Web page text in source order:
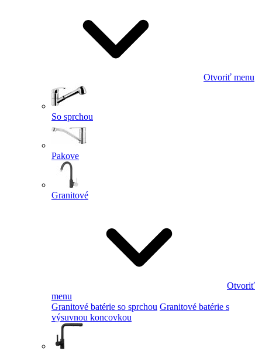
Otvoriť menu
So sprchou
Pakove
Granitové
Otvoriť
menu
Granitové batérie so sprchou Granitové batérie s
výsuvnou koncovkou